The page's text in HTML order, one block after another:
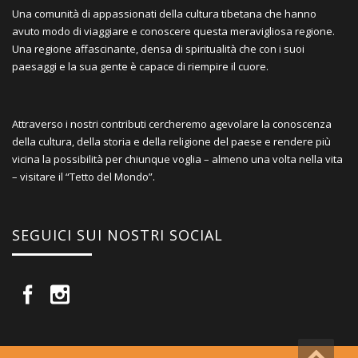
Una comunità di appassionati della cultura tibetana che hanno
avuto modo di viaggiare e conoscere questa meravigliosa regione.
Una regione affascinante, densa di spiritualità che con i suoi
paesaggi e la sua gente è capace di riempire il cuore.
Attraverso i nostri contributi cercheremo agevolare la conoscenza
della cultura, della storia e della religione del paese e rendere più
vicina la possibilità per chiunque voglia – almeno una volta nella vita
– visitare il “Tetto del Mondo”.
SEGUICI SUI NOSTRI SOCIAL